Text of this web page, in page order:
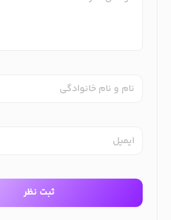
نام و نام خانوادگی
ایمیل
ثبت نظر